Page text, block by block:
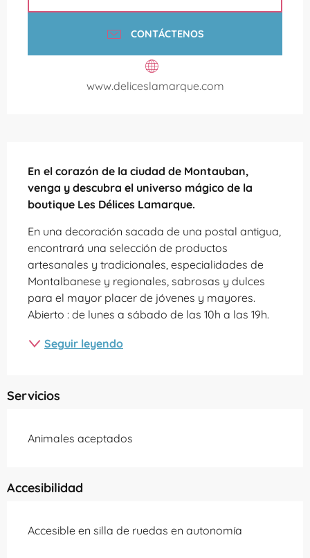
CONTÁCTENOS
www.deliceslamarque.com
En el corazón de la ciudad de Montauban,
venga y descubra el universo mágico de la
boutique Les Délices Lamarque.
En una decoración sacada de una postal antigua,
encontrará una selección de productos
artesanales y tradicionales, especialidades de
Montalbanese y regionales, sabrosas y dulces
para el mayor placer de jóvenes y mayores.
Abierto : de lunes a sábado de las 10h a las 19h.
Seguir leyendo
Servicios
Animales aceptados
Accesibilidad
Accesible en silla de ruedas en autonomía